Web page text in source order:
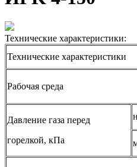
Технические характеристики:
Технические характеристики
Рабочая среда
Давление газа перед
горелкой, кПа